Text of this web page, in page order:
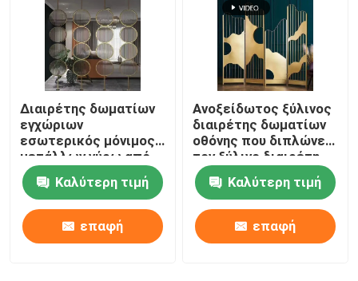
Διαιρέτης δωματίων
εγχώριων
εσωτερικός μόνιμος
μετάλλων γύρω από
το διαιρέτη δωματίων
γυαλιού μετάλλων
Καλύτερη τιμή
επαφή
Ανοξείδωτος ξύλινος
διαιρέτης δωματίων
οθόνης που διπλώνει
τον ξύλινο διαιρέτη
τοίχων
Καλύτερη τιμή
επαφή